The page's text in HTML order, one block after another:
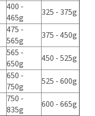
400 -
465g
325 - 375g
475 -
565g
375 - 450g
565 -
650g
450 - 525g
650 -
750g
525 - 600g
750 -
835g
600 - 665g